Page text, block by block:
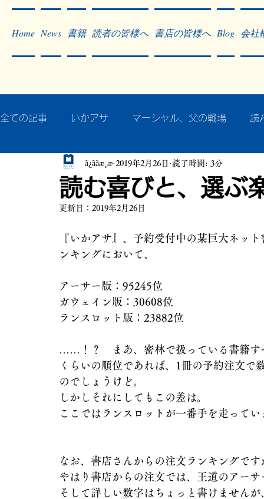
Home News 書籍 読者の皆様へ 書店の皆様へ Blog 会社
全ての記事 いかアサ マーシャル、父の戦場 読
秘蔵写真200枚でたどるアジア・太平洋戦争
作った本・作っている本
読む喜びと、選ぶ
ã¿ããæ¸æ 2019年2月26日 読了時間: 3分
更新日： 2019年2月26日
『いかアサ』、予約受付中の某巨大ネッ
ンキングにおいて、
アーサー版：95245位
ガウェイン版：30608位
ランスロット版：23882位
……！？　まあ、密林で扱っている書籍
くらいの順位であれば、1冊の予約注文
のでしょうけど。
しかしそれにしてもこの差は。
ここではランスロットが一番手を走ってい
なお、書店さんからの注文ランキングで
やはり書店からの注文では、王道のアー
そして詳しい数字はちょっと書けません